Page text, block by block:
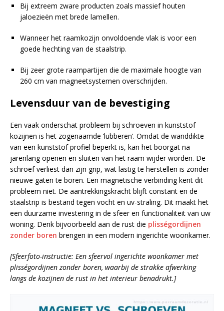
Bij extreem zware producten zoals massief houten
jaloezieën met brede lamellen.
Wanneer het raamkozijn onvoldoende vlak is voor een
goede hechting van de staalstrip.
Bij zeer grote raampartijen die de maximale hoogte van
260 cm van magneetsystemen overschrijden.
Levensduur van de bevestiging
Een vaak onderschat probleem bij schroeven in kunststof
kozijnen is het zogenaamde ‘lubberen’. Omdat de wanddikte
van een kunststof profiel beperkt is, kan het boorgat na
jarenlang openen en sluiten van het raam wijder worden. De
schroef verliest dan zijn grip, wat lastig te herstellen is zonder
nieuwe gaten te boren. Een magnetische verbinding kent dit
probleem niet. De aantrekkingskracht blijft constant en de
staalstrip is bestand tegen vocht en uv-straling. Dit maakt het
een duurzame investering in de sfeer en functionaliteit van uw
woning. Denk bijvoorbeeld aan de rust die plisségordijnen
zonder boren brengen in een modern ingerichte woonkamer.
[Sfeerfoto-instructie: Een sfeervol ingerichte woonkamer met
plisségordijnen zonder boren, waarbij de strakke afwerking
langs de kozijnen de rust in het interieur benadrukt.]